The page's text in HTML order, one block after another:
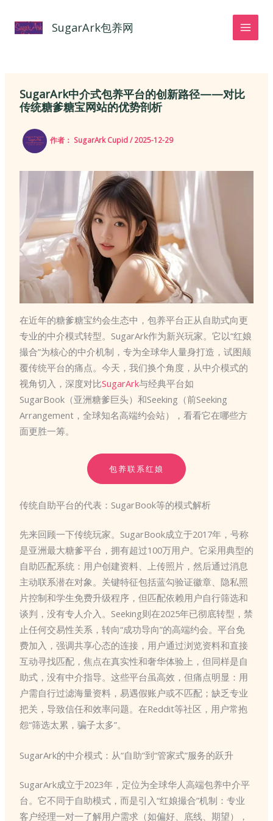
SugarArk包养网
SugarArk中介式包养平台的创新路径——对比
传统糖爹糖宝网站的优势剖析
作者： SugarArk Cupid/2025-12-29
在近年的糖爹糖宝约会生态中，包养平台正从自助式向更
专业的中介模式转型。SugarArk作为新兴玩家。它以“红娘
撮合”为核心的中介机制，专为全球华人量身打造，试图颠
覆传统平台的痛点。今天，我们换个角度，从中介模式的
视角切入，深度对比SugarArk与经典平台如
SugarBook（亚洲糖爹巨头）和Seeking（前Seeking
Arrangement，全球知名高端约会站），看看它在哪些方
面更胜一筹。
包养联系红娘
传统自助平台的代表：SugarBook等的模式解析
先来回顾一下传统玩家。SugarBook成立于2017年，号称
是亚洲最大糖爹平台，拥有超过100万用户。它采用典型的
自助匹配系统：用户创建资料、上传照片，然后通过消息
主动联系潜在对象。关键特征包括蓝勾验证徽章、隐私照
片控制和学生免费升级程序，但匹配依赖用户自行筛选和
谈判，没有专人介入。Seeking则在2025年已彻底转型，禁
止任何交易性关系，转向“成功导向”的高端约会。平台免
费加入，强调共享心态的连接，用户通过浏览资料和直接
互动寻找匹配，焦点在真实性和奢华体验上，但同样是自
助式，没有中介指导。这些平台虽高效，但痛点明显：用
户需自行过滤海量资料，易遇假账户或不匹配；缺乏专业
把关，导致信任和效率问题。在Reddit等社区，用户常抱
怨“筛选太累，骗子太多”。
SugarArk的中介模式：从“自助”到“管家式”服务的跃升
SugarArk成立于2023年，定位为全球华人高端包养中介平
台。它不同于自助模式，而是引入“红娘撮合”机制：专业
客户经理一对一了解用户需求（如偏好、底线、期望），